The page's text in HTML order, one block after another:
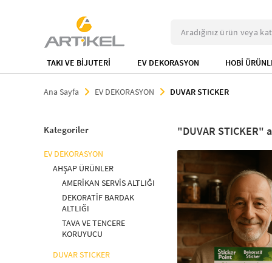
TAKI VE BİJUTERİ EV DEKORASYON HOBİ
Ana Sayfa EV DEKORASYON DUVAR STICKER
Kategoriler
EV DEKORASYON
AHŞAP ÜRÜNLER
AMERİKAN SERVİS ALTLIĞI
DEKORATİF BARDAK
ALTLIĞI
TAVA VE TENCERE
KORUYUCU
DUVAR STICKER
DUVAR STICKER